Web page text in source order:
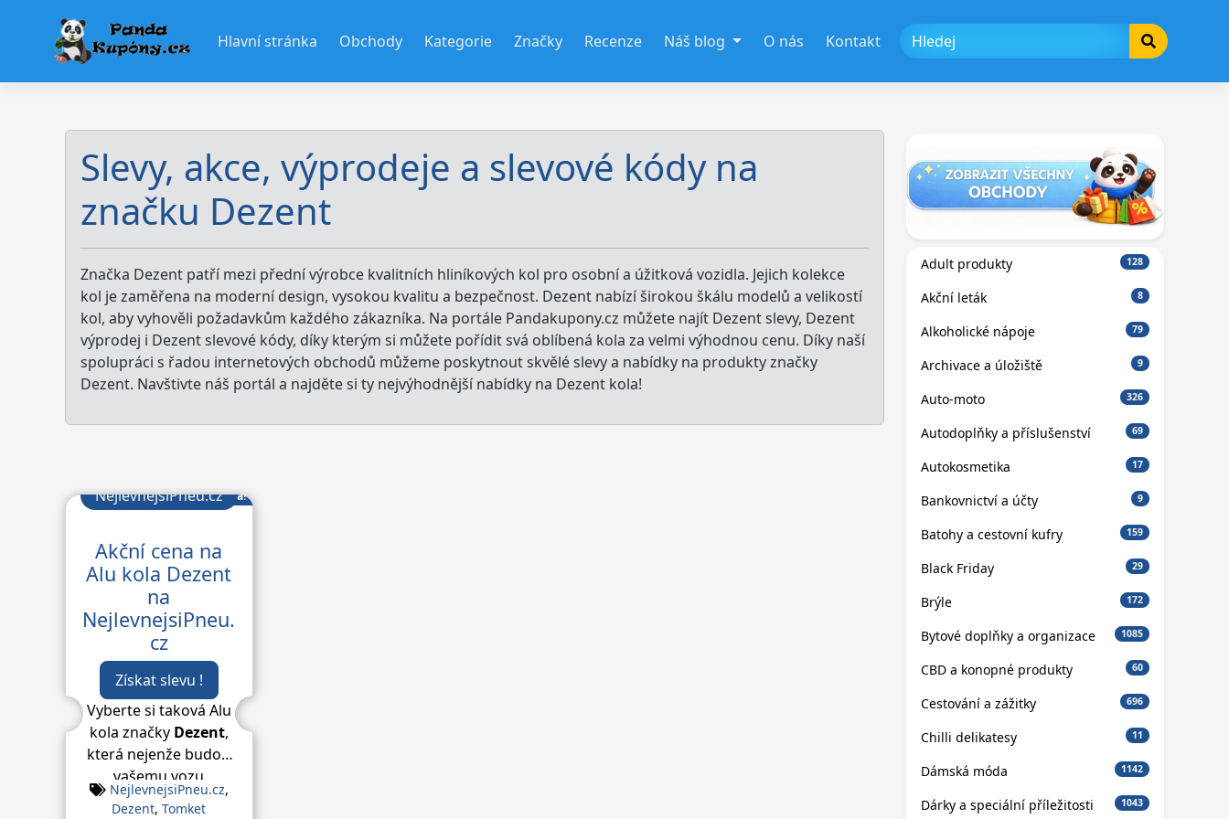
Hlavní stránka Obchody Kategorie Značky Recenze Náš blog O nás Kontakt
Slevy, akce, výprodeje a slevové kódy na
značku Dezent
Značka Dezent patří mezi přední výrobce kvalitních hliníkových kol pro osobní a úžitková vozidla. Jejich kolekce
kol je zaměřena na moderní design, vysokou kvalitu a bezpečnost. Dezent nabízí širokou škálu modelů a velikostí
kol, aby vyhověli požadavkům každého zákazníka. Na portále Pandakupony.cz můžete najít Dezent slevy, Dezent
výprodej i Dezent slevové kódy, díky kterým si můžete pořídit svá oblíbená kola za velmi výhodnou cenu. Díky naší
spolupráci s řadou internetových obchodů můžeme poskytnout skvělé slevy a nabídky na produkty značky
Dezent. Navštivte náš portál a najděte si ty nejvýhodnější nabídky na Dezent kola!
Bomba!
NejlevnejsiPneu.cz
Akční cena na
Alu kola Dezent
na
NejlevnejsiPneu.
cz
Získat slevu !
Vyberte si taková Alu
kola značky Dezent,
která nejenže budou
vašemu vozu
dokonale slušet, ale
NejlevnejsiPneu.cz,
Dezent,Tomket
Adult produkty 128
Akční leták 8
Alkoholické nápoje 79
Archivace a úložiště 9
Auto-moto 326
Autodoplňky a příslušenství 69
Autokosmetika 17
Bankovnictví a účty 9
Batohy a cestovní kufry 159
Black Friday 29
Brýle 172
Bytové doplňky a organizace 1085
CBD a konopné produkty 60
Cestování a zážitky 696
Chilli delikatesy 11
Dámská móda 1142
Dárky a speciální příležitosti 1043